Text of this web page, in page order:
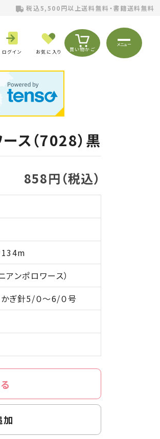
税込5,500円以上送料無料・書籍送料無料
ログイン お気に入り 買い物かご
メニュー
ス（7028）黒
858円（税込）
ンポロワース）
ぎ針5/０～6/０号
加